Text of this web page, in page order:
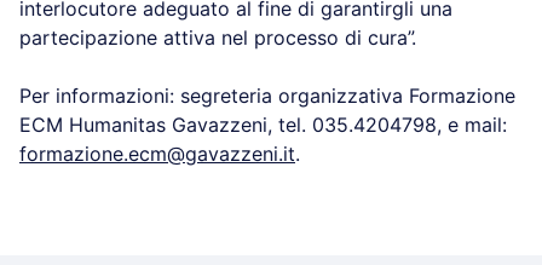
interlocutore adeguato al fine di garantirgli una
partecipazione attiva nel processo di cura”.
Per informazioni: segreteria organizzativa Formazione
ECM Humanitas Gavazzeni, tel. 035.4204798, e mail:
formazione.ecm@gavazzeni.it.